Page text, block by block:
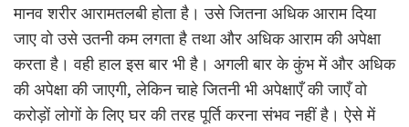
मानव शरीर आरामतलबी होता है। उसे जितना अधिक आराम दिया
जाए वो उसे उतनी कम लगता है तथा और अधिक आराम की अपेक्षा
करता है। वही हाल इस बार भी है। अगली बार के कुंभ में और अधिक
की अपेक्षा की जाएगी, लेकिन चाहे जितनी भी अपेक्षाएँ की जाएँ वो
करोड़ों लोगों के लिए घर की तरह पूर्ति करना संभव नहीं है। ऐसे में